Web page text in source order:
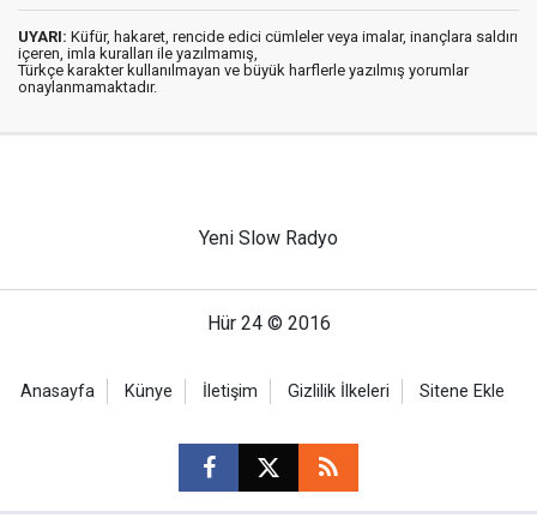
UYARI: Küfür, hakaret, rencide edici cümleler veya imalar, inançlara saldırı
içeren, imla kuralları ile yazılmamış,
Türkçe karakter kullanılmayan ve büyük harflerle yazılmış yorumlar
onaylanmamaktadır.
Yeni Slow Radyo
Hür 24 © 2016
Anasayfa Künye İletişim Gizlilik İlkeleri Sitene Ekle